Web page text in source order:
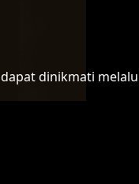
dapat dinikmati